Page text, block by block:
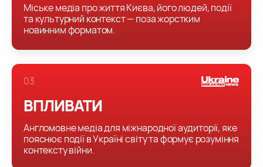
Міське медіа про життя Києва, його людей, події
та культурний контекст — поза жорстким
новинним форматом.
03
ВПЛИВАТИ
Англомовне медіа для міжнародної аудиторії, яке
пояснює події в Україні світу та формує розуміння
контексту війни.